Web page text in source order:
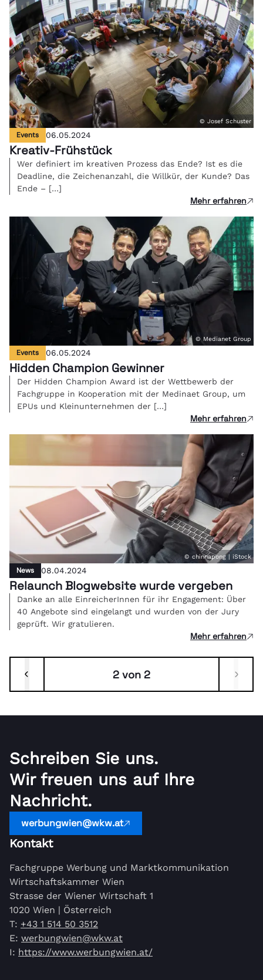
© Josef Schuster
Events 06.05.2024
Kreativ-Frühstück
Wer definiert im kreativen Prozess das Ende? Ist es die
Deadline, die Zeichenanzahl, die Willkür, der Kunde? Das
Ende – […]
Mehr erfahren
© Medianet Group
Events 06.05.2024
Hidden Champion Gewinner
Der Hidden Champion Award ist der Wettbewerb der
Fachgruppe in Kooperation mit der Medinaet Group, um
EPUs und Kleinunternehmen der […]
Mehr erfahren
© chinnapong | iStock
News 08.04.2024
Relaunch Blogwebsite wurde vergeben
Danke an alle EinreicherInnen für ihr Engagement: Über
40 Angebote sind eingelangt und wurden von der Jury
geprüft. Wir gratulieren.
Mehr erfahren
2 von 2
Schreiben Sie uns.
Wir freuen uns auf Ihre
Nachricht.
werbungwien@wkw.at
Kontakt
Fachgruppe Werbung und Marktkommunikation
Wirtschaftskammer Wien
Strasse der Wiener Wirtschaft 1
1020 Wien | Österreich
T: +43 1 514 50 3512
E: werbungwien@wkw.at
I: https://www.werbungwien.at/